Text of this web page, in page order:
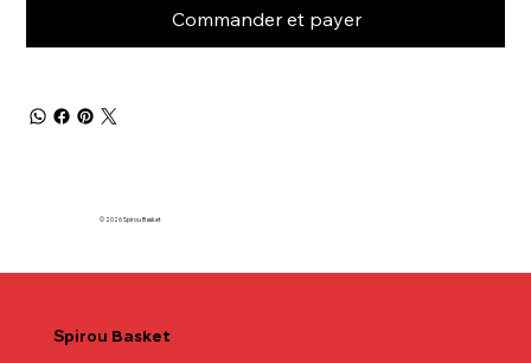
Commander et payer
© 2026 Spirou Basket
Spirou Basket